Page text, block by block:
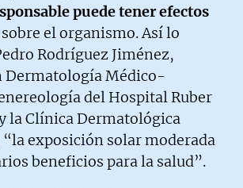
puede tener efectos
sobre el organismo. Así lo
Rodríguez Jiménez,
Dermatología Médico-
del Hospital Ruber
la Clínica Dermatológica
exposición solar moderada
beneficios para la salud”.